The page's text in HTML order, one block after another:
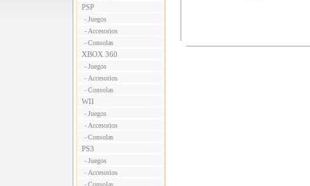
PSP
- Juegos
- Accesorios
- Consolas
XBOX 360
- Juegos
- Accesorios
- Consolas
WII
- Juegos
- Accesorios
- Consolas
PS3
- Juegos
- Accesorios
- Consolas